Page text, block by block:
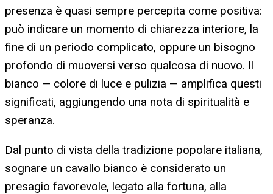
presenza è quasi sempre percepita come positiva:
può indicare un momento di chiarezza interiore, la
fine di un periodo complicato, oppure un bisogno
profondo di muoversi verso qualcosa di nuovo. Il
bianco — colore di luce e pulizia — amplifica questi
significati, aggiungendo una nota di spiritualità e
speranza.
Dal punto di vista della tradizione popolare italiana,
sognare un cavallo bianco è considerato un
presagio favorevole, legato alla fortuna, alla